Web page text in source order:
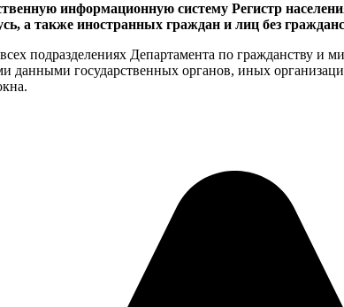
информационную систему Регистр
а также иностранных граждан и лиц без
подразделениях Департамента по гражданству
данными государственных органов, иных